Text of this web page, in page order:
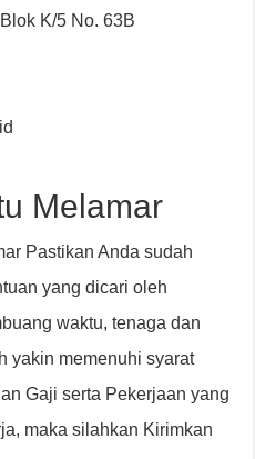
K/5 No. 63B
Melamar
Pastikan Anda sudah
yang dicari oleh
waktu, tenaga dan
yakin memenuhi syarat
Gaji serta Pekerjaan yang
maka silahkan Kirimkan